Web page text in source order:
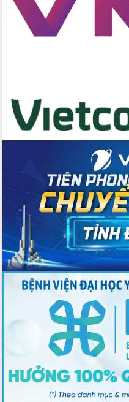
Tập huấn công tác đối ngoại và tuyên
truyền quản lý biên giới, biển đảo
nhiệm kỳ 2025-2030
Khai mạc trọng thể Đại hội đại biểu
Đảng bộ tỉnh Đắk Lắk lần thứ I, nhiệm
Đắk Lắk hoàn thành mục tiêu xóa nhà
tạm, nhà dột nát năm 2025
Phiên trù bị Đại hội đại biểu Đảng bộ
tỉnh Đắk Lắk lần thứ I, nhiệm kỳ 2025-
2030
Hiệp hội Doanh nhân Đắk Lắk cần tiên
phong trong chuyển đổi số, kiến tạo
môi trường kinh doanh công bằng,
minh bạch
Họp Ban Chỉ đạo Quốc gia về chống
khai thác hải sản bất hợp pháp, không
báo cáo và không theo quy định
Đại hội Đảng bộ cấp cơ sở góp phần
vào thanh công Đại hội đại biểu Đảng
bộ tỉnh lần thứ nhất, nhiệm kỳ 2025-
Lực lượng vũ trang tỉnh Đắk Lắk kỷ
niệm 80 năm thành lập và đón nhận
Huân chương Bảo vệ Tổ quốc hạng Nhì